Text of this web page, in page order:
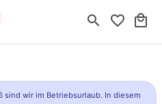
search favorite_border local_mall
sind wir im Betriebsurlaub. In diesem